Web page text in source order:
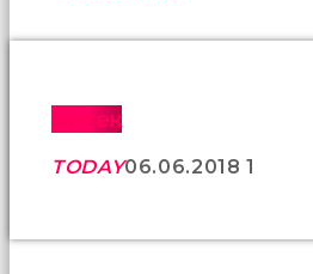
kızların
rahatlıyorlar
altyazılı
sikiş
Артек
TODAY06.06.2018 1